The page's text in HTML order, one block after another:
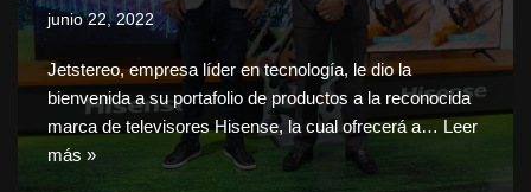
junio 22, 2022
Jetstereo, empresa líder en tecnología, le dio la
bienvenida a su portafolio de productos a la reconocida
marca de televisores Hisense, la cual ofrecerá a… Leer
más »